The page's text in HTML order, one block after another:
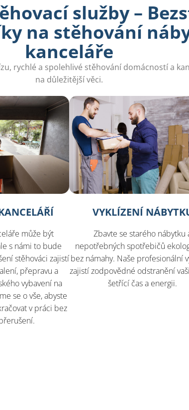
služby –
na stěhování
kanceláře
rychlé a spolehlivé stěhování domácností a
na důležitější věci.
může být
s námi to bude
stěhováci zajistí
přepravu a
vybavení na
se o vše, abyste
v práci bez
VYKLÍZENÍ
Zbavte se starého nábytku
nepotřebných spotřebičů
bez námahy. Naše profesionální
zajistí zodpovědné odstranění
šetřící čas a energii.